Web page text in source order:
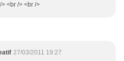
<br /> <br />
27/03/2011 19:27